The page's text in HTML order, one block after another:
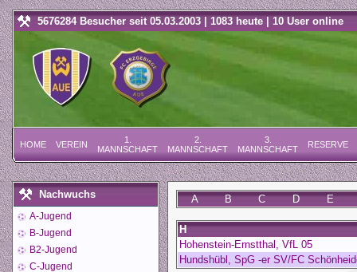
5676284 Besucher seit 05.03.2003 | 1083 heute | 10 User online
HOME VEREIN
1.
MANNSCHAFT
2.
MANNSCHAFT
3.
MANNSCHAFT
RESERVE
Nachwuchs
A-Jugend
B-Jugend
B2-Jugend
C-Jugend
A B C D E
H
Hohenstein-Ernstthal, VfL 05
Hundshübl, SpG -er SV/FC